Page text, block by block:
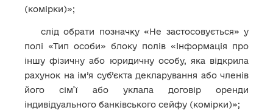
(комірки)»;
слід обрати позначку «Не застосовується» у
полі «Тип особи» блоку полів «Інформація про
іншу фізичну або юридичну особу, яка відкрила
рахунок на ім’я суб’єкта декларування або членів
його сім’ї або уклала договір оренди
індивідуального банківського сейфу (комірки)»;